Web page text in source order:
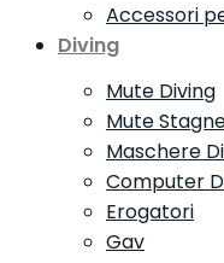
Accessori
Diving
Mute Diving
Mute
Maschere
Computer
Erogatori
Gav